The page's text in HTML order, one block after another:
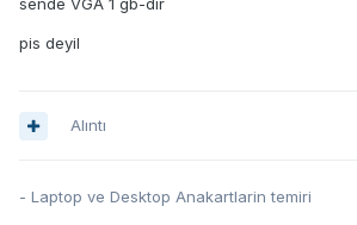
sende VGA 1 gb-dir
pis deyil
Alıntı
- Laptop ve Desktop Anakartlarin temiri